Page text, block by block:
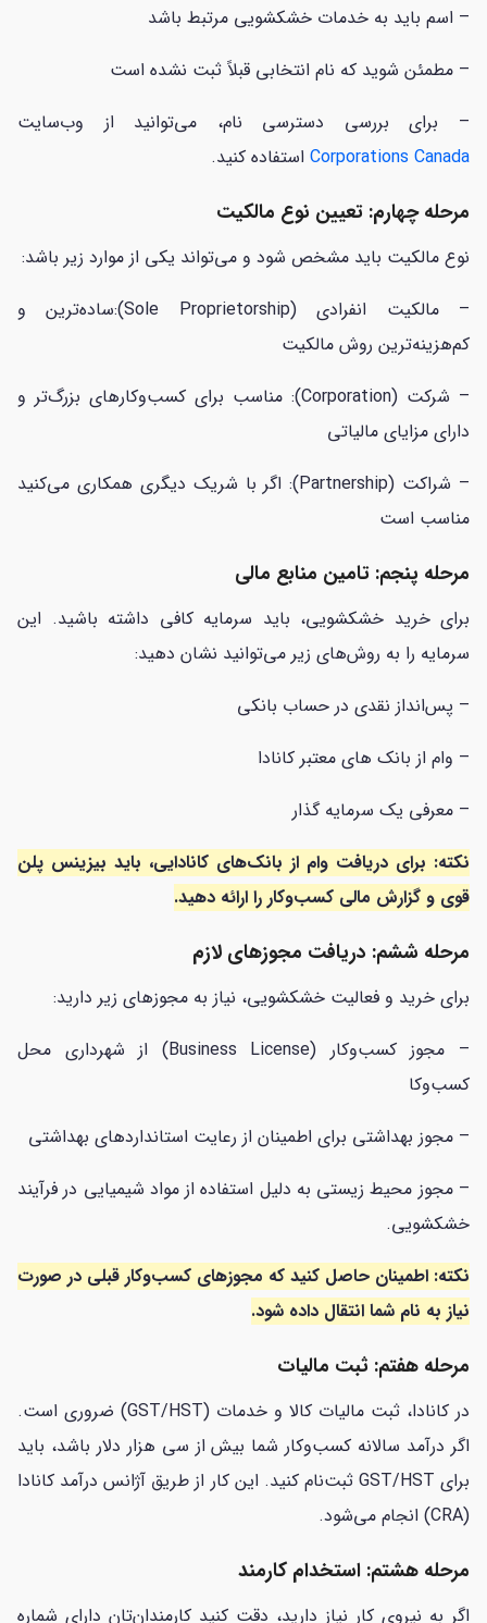
– اسم باید به خدمات خشکشویی مرتبط باشد
– مطمئن شوید که نام انتخابی قبلاً ثبت نشده است
– برای بررسی دسترسی نام، می‌توانید از وب‌سایت
Corporations Canada استفاده کنید.
مرحله چهارم: تعیین نوع مالکیت
نوع مالکیت باید مشخص شود و می‌تواند یکی از موارد زیر باشد:
– مالکیت انفرادی (Sole Proprietorship):ساده‌ترین و
کم‌هزینه‌ترین روش مالکیت
– شرکت (Corporation): مناسب برای کسب‌وکارهای بزرگ‌تر و
دارای مزایای مالیاتی
– شراکت (Partnership): اگر با شریک دیگری همکاری می‌کنید
مناسب است
مرحله پنجم: تامین منابع مالی
برای خرید خشکشویی، باید سرمایه کافی داشته باشید. این
سرمایه را به روش‌های زیر می‌توانید نشان دهید:
– پس‌انداز نقدی در حساب بانکی
– وام از بانک های معتبر کانادا
– معرفی یک سرمایه گذار
نکته: برای دریافت وام از بانک‌های کانادایی، باید بیزینس پلن
قوی و گزارش مالی کسب‌وکار را ارائه دهید.
مرحله ششم: دریافت مجوزهای لازم
برای خرید و فعالیت خشکشویی، نیاز به مجوزهای زیر دارید:
– مجوز کسب‌وکار (Business License) از شهرداری محل
کسب‌وکا
– مجوز بهداشتی برای اطمینان از رعایت استانداردهای بهداشتی
– مجوز محیط زیستی به دلیل استفاده از مواد شیمیایی در فرآیند
خشکشویی.
نکته: اطمینان حاصل کنید که مجوزهای کسب‌وکار قبلی در صورت
نیاز به نام شما انتقال داده شود.
مرحله هفتم: ثبت مالیات
در کانادا، ثبت مالیات کالا و خدمات (GST/HST) ضروری است.
اگر درآمد سالانه کسب‌وکار شما بیش از سی هزار دلار باشد، باید
برای GST/HST ثبت‌نام کنید. این کار از طریق آژانس درآمد کانادا
(CRA) انجام می‌شود.
مرحله هشتم: استخدام کارمند
اگر به نیروی کار نیاز دارید، دقت کنید کارمندان‌تان دارای شماره